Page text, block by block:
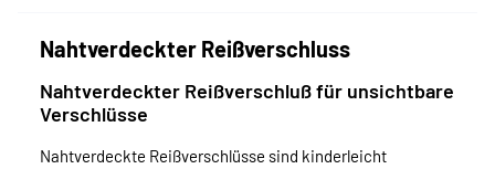
Nahtverdeckter Reißverschluss
Nahtverdeckter Reißverschluß für unsichtbare
Verschlüsse
Nahtverdeckte Reißverschlüsse sind kinderleicht